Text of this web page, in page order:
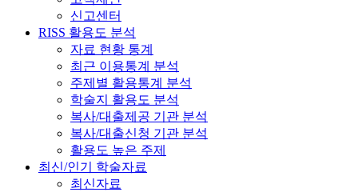
신고센터
RISS 활용도 분석
자료 현황 통계
최근 이용통계 분석
주제별 활용통계 분석
학술지 활용도 분석
복사/대출제공 기관 분석
복사/대출신청 기관 분석
활용도 높은 주제
최신/인기 학술자료
최신자료